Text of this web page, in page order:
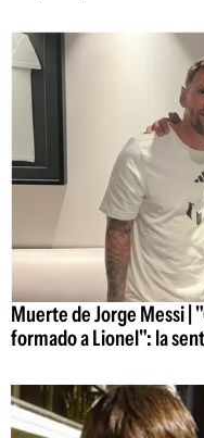
Muerte de Jorge Messi |
formado a Lionel": la